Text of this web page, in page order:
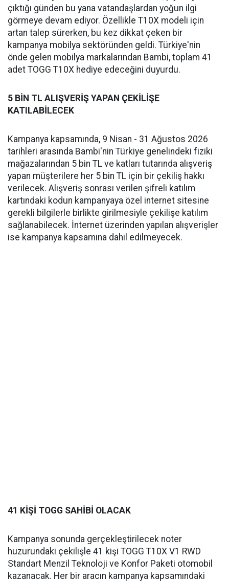
çıktığı günden bu yana vatandaşlardan yoğun ilgi
görmeye devam ediyor. Özellikle T10X modeli için
artan talep sürerken, bu kez dikkat çeken bir
kampanya mobilya sektöründen geldi. Türkiye'nin
önde gelen mobilya markalarından Bambi, toplam 41
adet TOGG T10X hediye edeceğini duyurdu.
5 BİN TL ALIŞVERİŞ YAPAN ÇEKİLİŞE
KATILABİLECEK
Kampanya kapsamında, 9 Nisan - 31 Ağustos 2026
tarihleri arasında Bambi'nin Türkiye genelindeki fiziki
mağazalarından 5 bin TL ve katları tutarında alışveriş
yapan müşterilere her 5 bin TL için bir çekiliş hakkı
verilecek. Alışveriş sonrası verilen şifreli katılım
kartındaki kodun kampanyaya özel internet sitesine
gerekli bilgilerle birlikte girilmesiyle çekilişe katılım
sağlanabilecek. İnternet üzerinden yapılan alışverişler
ise kampanya kapsamına dahil edilmeyecek.
41 KİŞİ TOGG SAHİBİ OLACAK
Kampanya sonunda gerçekleştirilecek noter
huzurundaki çekilişle 41 kişi TOGG T10X V1 RWD
Standart Menzil Teknoloji ve Konfor Paketi otomobil
kazanacak. Her bir aracın kampanya kapsamındaki